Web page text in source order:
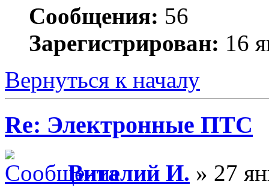
Сообщения: 56
Зарегистрирован: 16
Вернуться к началу
Re: Электронные ПТС
Виталий И. » 27